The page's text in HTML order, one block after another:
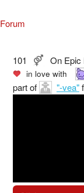
Forum
101 On Epic
in love with
part of "-vea"